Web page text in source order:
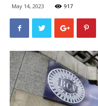
Noticia
Aruba
May 14, 2023 917